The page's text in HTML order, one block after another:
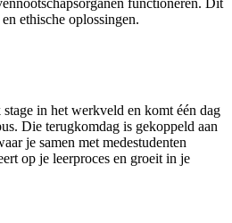
ethische oplossingen.
in het werkveld en komt één dag
Die terugkomdag is gekoppeld aan
je samen met medestudenten
op je leerproces en groeit in je